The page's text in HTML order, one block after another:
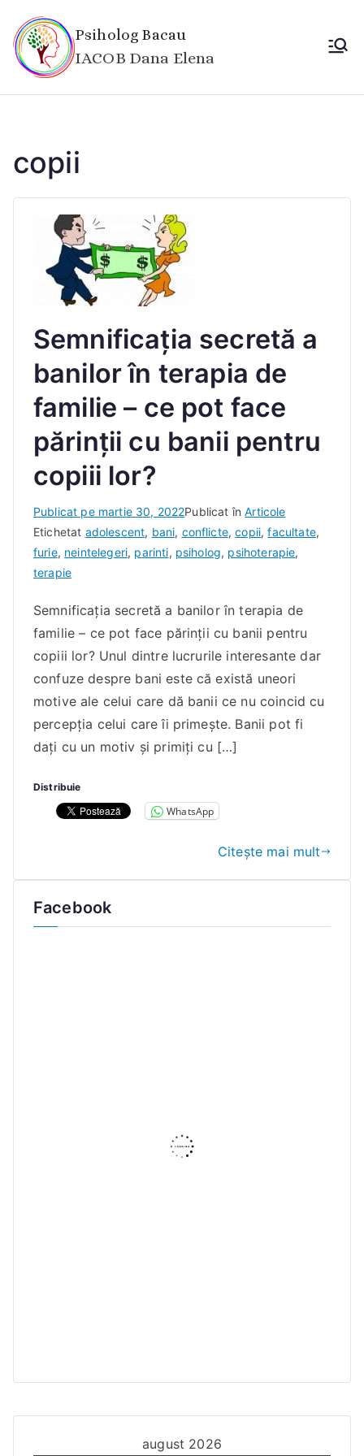
conținut
Psiholog Bacau
IACOB Dana Elena
copii
Semnificația secretă a
banilor în terapia de
familie – ce pot face
părinții cu banii pentru
copiii lor?
D
e
I
a
o
b
D
a
E
l
Publicat pe martie 30, 2022Publicat înArticole
Etichetat adolescent, bani, conflicte,copii,facultate,
furie, neintelegeri, parinti, psiholog, psihoterapie,
terapie
Semnificația secretă a banilor în terapia de
familie – ce pot face părinții cu banii pentru
copiii lor? Unul dintre lucrurile interesante dar
confuze despre bani este că există uneori
motive ale celui care dă banii ce nu coincid cu
percepția celui care îi primește. Banii pot fi
dați cu un motiv și primiți cu […]
Distribuie
WhatsApp
Citește mai mult
Facebook
august 2026